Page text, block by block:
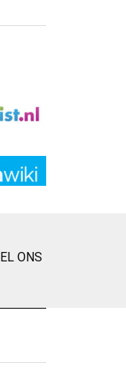
ONS